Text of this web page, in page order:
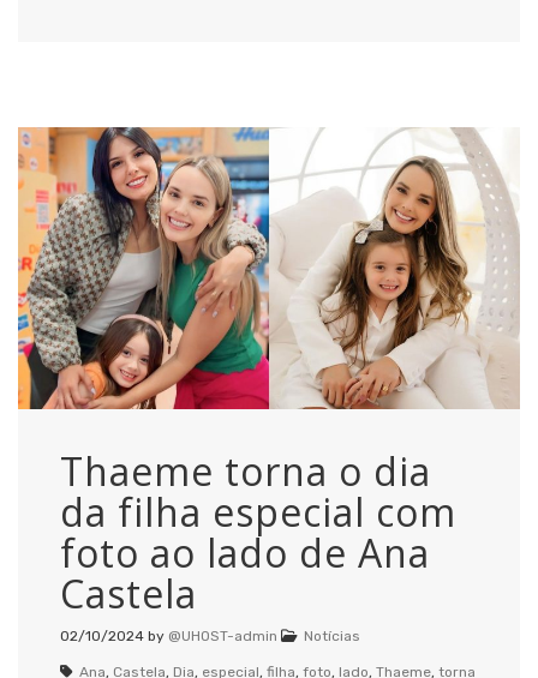
Thaeme torna o dia
da filha especial com
foto ao lado de Ana
Castela
02/10/2024 by @UHOST-admin Notícias
Ana, Castela, Dia, especial, filha, foto, lado, Thaeme, torna